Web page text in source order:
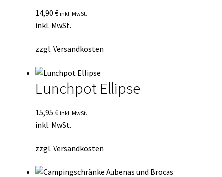
14,90 € inkl. MwSt.
inkl. MwSt.
zzgl. Versandkosten
Lunchpot Ellipse
15,95 € inkl. MwSt.
inkl. MwSt.
zzgl. Versandkosten